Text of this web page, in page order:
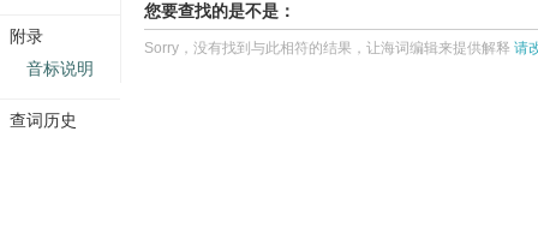
您要查找的是不是：
Sorry，没有找到与此相符的结果，让海词编辑来提供解释 请
附录
音标说明
查词历史